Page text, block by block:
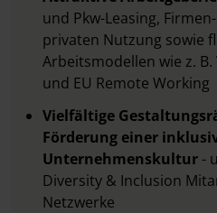
und Pkw-Leasing,
privaten Nutzung sowie
Arbeitsmodellen wie z.
und EU Remote Working
Vielfältige
Förderung einer
Unternehmenskultur -
Diversity & Inclusion
Netzwerke